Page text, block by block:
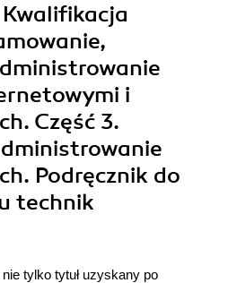
Kwalifikacja
i
Część 3.
Podręcznik do
technik
tylko tytuł uzyskany po